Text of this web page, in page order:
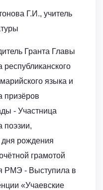
Г.И., учитель
Гранта Главы
языка и
призёров
- Участница
поэзии,
рождения
грамотой
РМЭ - Выступила в
«Учаевские